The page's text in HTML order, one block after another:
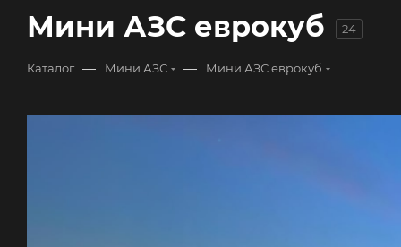
Мини АЗС еврокуб 24
Каталог — Мини АЗС — Мини АЗС еврокуб